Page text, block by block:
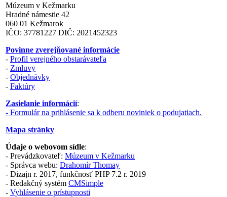
Múzeum v Kežmarku
Hradné námestie 42
060 01 Kežmarok
IČO: 37781227 DIČ: 2021452323
Povinne zverejňované informácie
- Profil verejného obstarávateľa
- Zmluvy
- Objednávky
- Faktúry
Zasielanie informácií:
- Formulár na prihlásenie sa k odberu noviniek o podujatiach.
Mapa stránky
Údaje o webovom sídle:
- Prevádzkovateľ: Múzeum v Kežmarku
- Správca webu: Drahomír Thomay
- Dizajn r. 2017, funkčnosť PHP 7.2 r. 2019
- Redakčný systém CMSimple
- Vyhlásenie o prístupnosti